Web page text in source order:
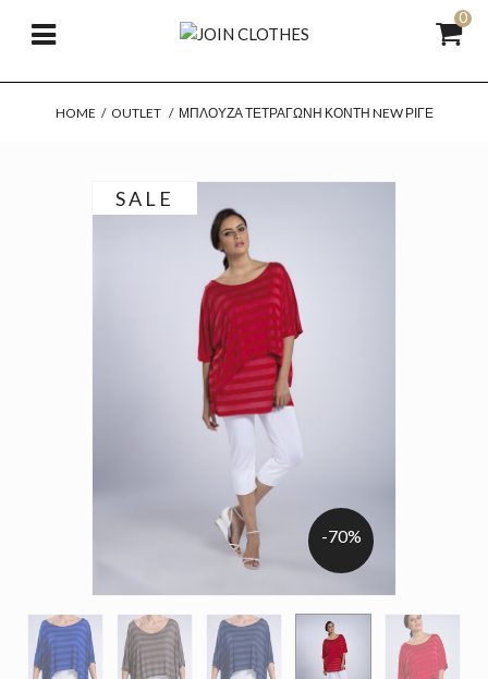
0
HOME / OUTLET / ΜΠΛΟΎΖΑ ΤΕΤΡΆΓΩΝΗ ΚΟΝΤΉ NEW ΡΙΓΈ
SALE
-70%